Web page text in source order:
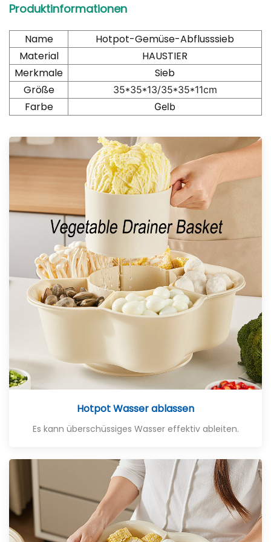
Produktinformationen
Name
Hotpot-Gemüse-Abflusssieb
Material
HAUSTIER
Merkmale
Sieb
Größe
35*35*13/35*35*11cm
Farbe Gelb
Hotpot Wasser ablassen
Es kann überschüssiges Wasser effektiv ableiten.